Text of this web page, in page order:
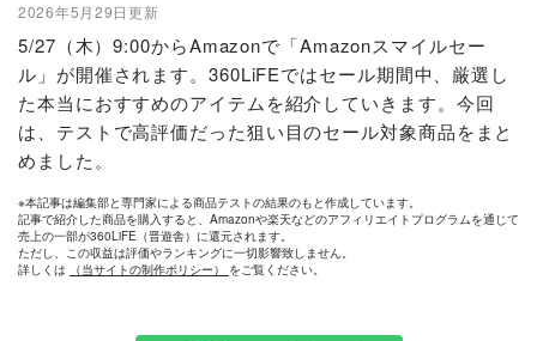
2026年5月29日更新
5/27（木）9:00からAmazonで「Amazonスマイルセー
ル」が開催されます。360LiFEではセール期間中、厳選し
た本当におすすめのアイテムを紹介していきます。今回
は、テストで高評価だった狙い目のセール対象商品をまと
めました。
※本記事は編集部と専門家による商品テストの結果のもと作成しています。
記事で紹介した商品を購入すると、Amazonや楽天などのアフィリエイトプログラムを通じて
売上の一部が360LiFE（晋遊舎）に還元されます。
ただし、この収益は評価やランキングに一切影響致しません。
詳しくは
（当サイトの制作ポリシー） をご覧ください。